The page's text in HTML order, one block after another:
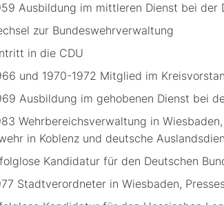
Ausbildung im mittleren Dienst bei der
zur Bundeswehrverwaltung
in die CDU
und 1970-1972 Mitglied im
Ausbildung im gehobenen Dienst bei
Wehrbereichsverwaltung in
in Koblenz und deutsche
Kandidatur für den Deutschen
Stadtverordneter in Wiesbaden,